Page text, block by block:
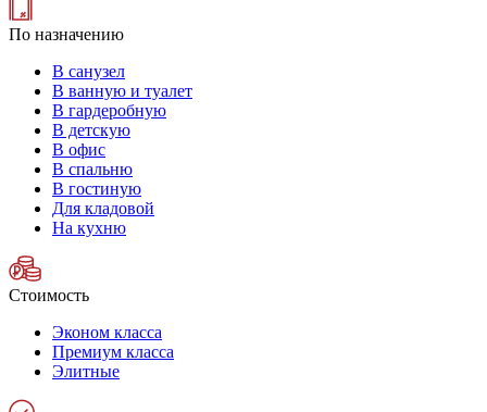
По назначению
В санузел
В ванную и туалет
В гардеробную
В детскую
В офис
В спальню
В гостиную
Для кладовой
На кухню
Стоимость
Эконом класса
Премиум класса
Элитные